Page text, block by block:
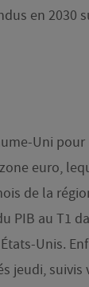
en 2030
Uni
euro,
de la
PIB au T1
Unis.
jeudi, suivis